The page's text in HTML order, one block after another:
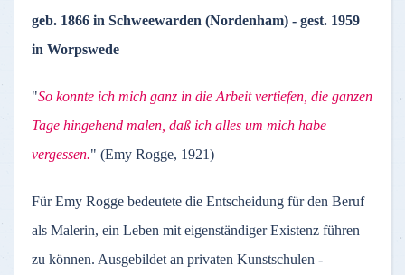
geb. 1866 in Schweewarden (Nordenham) - gest. 1959
in Worpswede
"So konnte ich mich ganz in die Arbeit vertiefen, die ganzen
Tage hingehend malen, daß ich alles um mich habe
vergessen." (Emy Rogge, 1921)
Für Emy Rogge bedeutete die Entscheidung für den Beruf
als Malerin, ein Leben mit eigenständiger Existenz führen
zu können. Ausgebildet an privaten Kunstschulen -